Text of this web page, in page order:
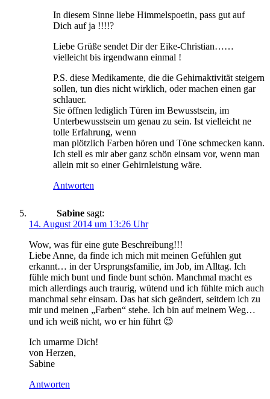
In diesem Sinne liebe Himmelspoetin, pass gut auf
Dich auf ja !!!!?
Liebe Grüße sendet Dir der Eike-Christian……
vielleicht bis irgendwann einmal !
P.S. diese Medikamente, die die Gehirnaktivität steigern
sollen, tun dies nicht wirklich, oder machen einen gar
schlauer.
Sie öffnen lediglich Türen im Bewusstsein, im
Unterbewusstsein um genau zu sein. Ist vielleicht ne
tolle Erfahrung, wenn
man plötzlich Farben hören und Töne schmecken kann.
Ich stell es mir aber ganz schön einsam vor, wenn man
allein mit so einer Gehirnleistung wäre.
Antworten
Sabine sagt:
14. August 2014 um 13:26 Uhr
Wow, was für eine gute Beschreibung!!!
Liebe Anne, da finde ich mich mit meinen Gefühlen gut
erkannt… in der Ursprungsfamilie, im Job, im Alltag. Ich
fühle mich bunt und finde bunt schön. Manchmal macht es
mich allerdings auch traurig, wütend und ich fühlte mich auch
manchmal sehr einsam. Das hat sich geändert, seitdem ich zu
mir und meinen „Farben“ stehe. Ich bin auf meinem Weg…
und ich weiß nicht, wo er hin führt 😉
Ich umarme Dich!
von Herzen,
Sabine
Antworten